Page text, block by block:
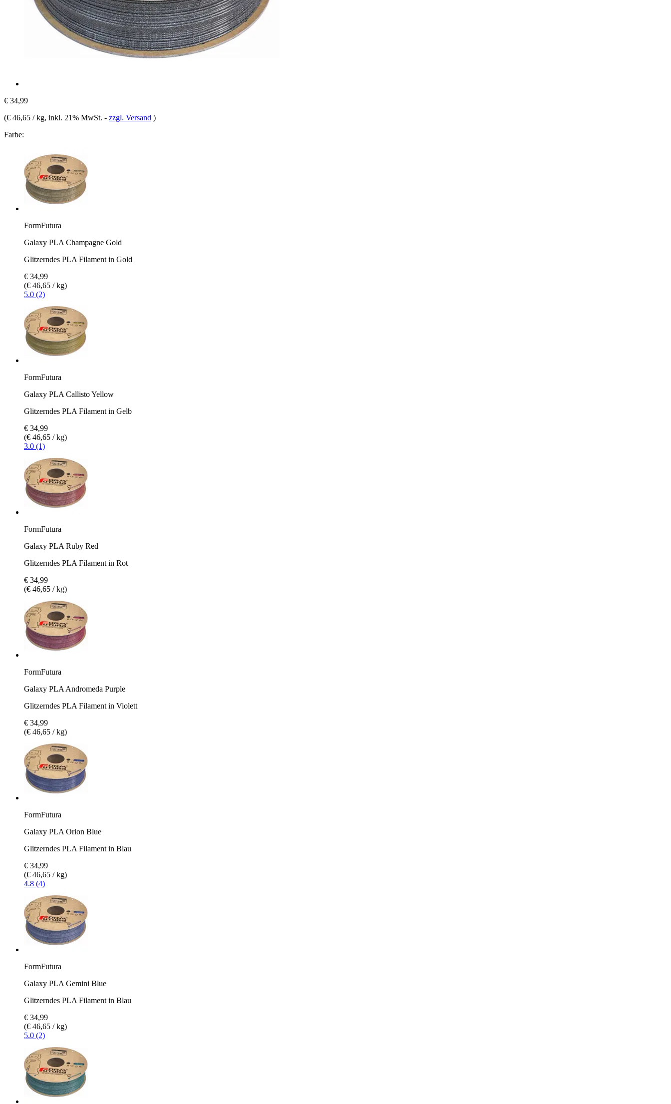
€ 34,99
(€ 46,65 / kg, inkl. 21% MwSt. - zzgl. Versand )
Farbe:
FormFutura
Galaxy PLA Champagne Gold
Glitzerndes PLA Filament in Gold
€ 34,99
(€ 46,65 / kg)
5.0 (2)
FormFutura
Galaxy PLA Callisto Yellow
Glitzerndes PLA Filament in Gelb
€ 34,99
(€ 46,65 / kg)
3.0 (1)
FormFutura
Galaxy PLA Ruby Red
Glitzerndes PLA Filament in Rot
€ 34,99
(€ 46,65 / kg)
FormFutura
Galaxy PLA Andromeda Purple
Glitzerndes PLA Filament in Violett
€ 34,99
(€ 46,65 / kg)
FormFutura
Galaxy PLA Orion Blue
Glitzerndes PLA Filament in Blau
€ 34,99
(€ 46,65 / kg)
4.8 (4)
FormFutura
Galaxy PLA Gemini Blue
Glitzerndes PLA Filament in Blau
€ 34,99
(€ 46,65 / kg)
5.0 (2)